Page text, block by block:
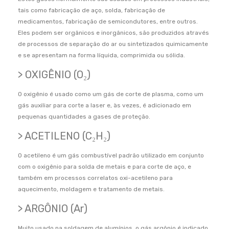
tais como fabricação de aço, solda, fabricação de
medicamentos, fabricação de semicondutores, entre outros.
Eles podem ser orgânicos e inorgânicos, são produzidos através
de processos de separação do ar ou sintetizados quimicamente
e se apresentam na forma líquida, comprimida ou sólida.
> OXIGÊNIO (O₂)
O oxigênio é usado como um gás de corte de plasma, como um
gás auxiliar para corte a laser e, às vezes, é adicionado em
pequenas quantidades a gases de proteção.
> ACETILENO (C₂H₂)
O acetileno é um gás combustível padrão utilizado em conjunto
com o oxigênio para solda de metais e para corte de aço, e
também em processos correlatos oxi-acetileno para
aquecimento, moldagem e tratamento de metais.
> ARGÔNIO (Ar)